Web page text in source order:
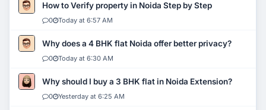
How to Verify property in Noida Step by Step
0 Today at 6:57 AM
Why does a 4 BHK flat Noida offer better privacy?
0 Today at 6:30 AM
Why should I buy a 3 BHK flat in Noida Extension?
0 Yesterday at 6:25 AM